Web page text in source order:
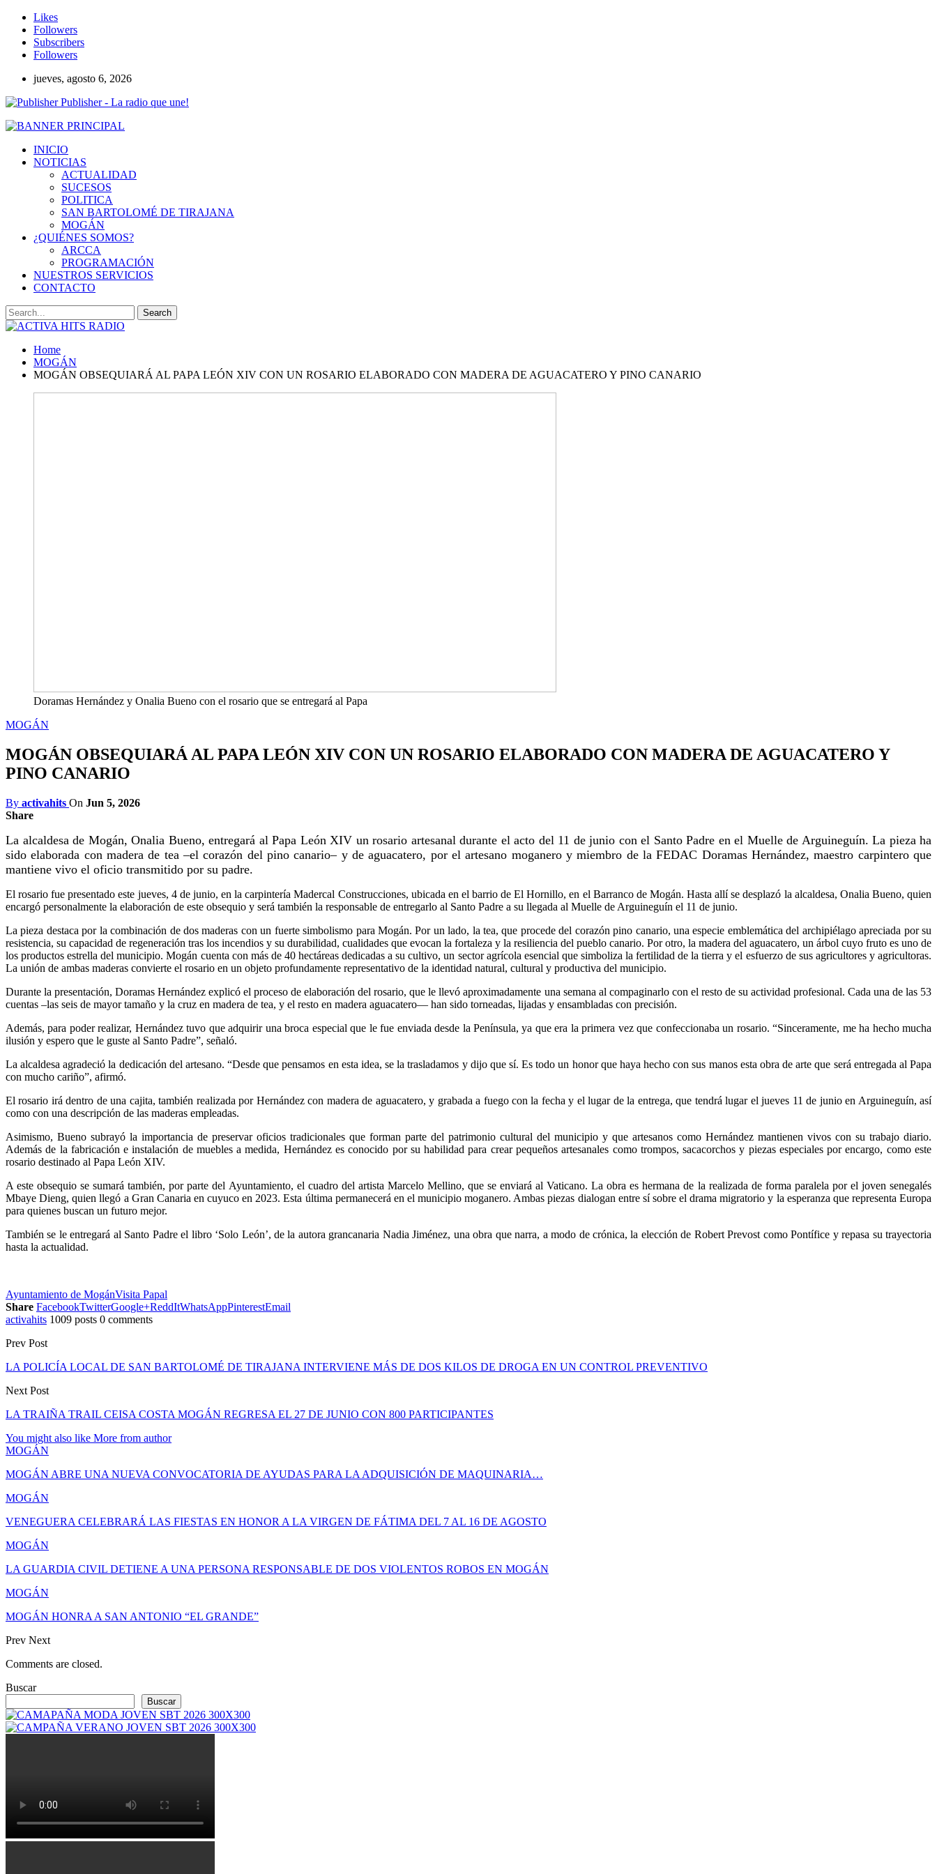
Likes
Followers
Subscribers
Followers
jueves, agosto 6, 2026
Publisher - La radio que une!
INICIO
NOTICIAS
ACTUALIDAD
SUCESOS
POLITICA
SAN BARTOLOMÉ DE TIRAJANA
MOGÁN
¿QUIÉNES SOMOS?
ARCCA
PROGRAMACIÓN
NUESTROS SERVICIOS
CONTACTO
Home
MOGÁN
MOGÁN OBSEQUIARÁ AL PAPA LEÓN XIV CON UN ROSARIO ELABORADO CON MADERA DE AGUACATERO Y PINO CANARIO
Doramas Hernández y Onalia Bueno con el rosario que se entregará al Papa
MOGÁN
MOGÁN OBSEQUIARÁ AL PAPA LEÓN XIV CON UN ROSARIO ELABORADO CON MADERA DE AGUACATERO Y
PINO CANARIO
By activahits On Jun 5, 2026
Share
La alcaldesa de Mogán, Onalia Bueno, entregará al Papa León XIV un rosario artesanal durante el acto del 11 de junio con el Santo Padre en el Muelle de Arguineguín. La pieza ha
sido elaborada con madera de tea –el corazón del pino canario– y de aguacatero, por el artesano moganero y miembro de la FEDAC Doramas Hernández, maestro carpintero que
mantiene vivo el oficio transmitido por su padre.
El rosario fue presentado este jueves, 4 de junio, en la carpintería Madercal Construcciones, ubicada en el barrio de El Hornillo, en el Barranco de Mogán. Hasta allí se desplazó la alcaldesa, Onalia Bueno, quien
encargó personalmente la elaboración de este obsequio y será también la responsable de entregarlo al Santo Padre a su llegada al Muelle de Arguineguín el 11 de junio.
La pieza destaca por la combinación de dos maderas con un fuerte simbolismo para Mogán. Por un lado, la tea, que procede del corazón pino canario, una especie emblemática del archipiélago apreciada por su
resistencia, su capacidad de regeneración tras los incendios y su durabilidad, cualidades que evocan la fortaleza y la resiliencia del pueblo canario. Por otro, la madera del aguacatero, un árbol cuyo fruto es uno de
los productos estrella del municipio. Mogán cuenta con más de 40 hectáreas dedicadas a su cultivo, un sector agrícola esencial que simboliza la fertilidad de la tierra y el esfuerzo de sus agricultores y agricultoras.
La unión de ambas maderas convierte el rosario en un objeto profundamente representativo de la identidad natural, cultural y productiva del municipio.
Durante la presentación, Doramas Hernández explicó el proceso de elaboración del rosario, que le llevó aproximadamente una semana al compaginarlo con el resto de su actividad profesional. Cada una de las 53
cuentas –las seis de mayor tamaño y la cruz en madera de tea, y el resto en madera aguacatero— han sido torneadas, lijadas y ensambladas con precisión.
Además, para poder realizar, Hernández tuvo que adquirir una broca especial que le fue enviada desde la Península, ya que era la primera vez que confeccionaba un rosario. “Sinceramente, me ha hecho mucha
ilusión y espero que le guste al Santo Padre”, señaló.
La alcaldesa agradeció la dedicación del artesano. “Desde que pensamos en esta idea, se la trasladamos y dijo que sí. Es todo un honor que haya hecho con sus manos esta obra de arte que será entregada al Papa
con mucho cariño”, afirmó.
El rosario irá dentro de una cajita, también realizada por Hernández con madera de aguacatero, y grabada a fuego con la fecha y el lugar de la entrega, que tendrá lugar el jueves 11 de junio en Arguineguín, así
como con una descripción de las maderas empleadas.
Asimismo, Bueno subrayó la importancia de preservar oficios tradicionales que forman parte del patrimonio cultural del municipio y que artesanos como Hernández mantienen vivos con su trabajo diario.
Además de la fabricación e instalación de muebles a medida, Hernández es conocido por su habilidad para crear pequeños artesanales como trompos, sacacorchos y piezas especiales por encargo, como este
rosario destinado al Papa León XIV.
A este obsequio se sumará también, por parte del Ayuntamiento, el cuadro del artista Marcelo Mellino, que se enviará al Vaticano. La obra es hermana de la realizada de forma paralela por el joven senegalés
Mbaye Dieng, quien llegó a Gran Canaria en cuyuco en 2023. Esta última permanecerá en el municipio moganero. Ambas piezas dialogan entre sí sobre el drama migratorio y la esperanza que representa Europa
para quienes buscan un futuro mejor.
También se le entregará al Santo Padre el libro ‘Solo León’, de la autora grancanaria Nadia Jiménez, una obra que narra, a modo de crónica, la elección de Robert Prevost como Pontífice y repasa su trayectoria
hasta la actualidad.
Ayuntamiento de MogánVisita Papal
Share FacebookTwitterGoogle+ReddItWhatsAppPinterestEmail
activahits 1009 posts 0 comments
Prev Post
LA POLICÍA LOCAL DE SAN BARTOLOMÉ DE TIRAJANA INTERVIENE MÁS DE DOS KILOS DE DROGA EN UN CONTROL PREVENTIVO
Next Post
LA TRAIÑA TRAIL CEISA COSTA MOGÁN REGRESA EL 27 DE JUNIO CON 800 PARTICIPANTES
You might also like More from author
MOGÁN
MOGÁN ABRE UNA NUEVA CONVOCATORIA DE AYUDAS PARA LA ADQUISICIÓN DE MAQUINARIA…
MOGÁN
VENEGUERA CELEBRARÁ LAS FIESTAS EN HONOR A LA VIRGEN DE FÁTIMA DEL 7 AL 16 DE AGOSTO
MOGÁN
LA GUARDIA CIVIL DETIENE A UNA PERSONA RESPONSABLE DE DOS VIOLENTOS ROBOS EN MOGÁN
MOGÁN
MOGÁN HONRA A SAN ANTONIO “EL GRANDE”
Prev Next
Comments are closed.
Buscar
Buscar